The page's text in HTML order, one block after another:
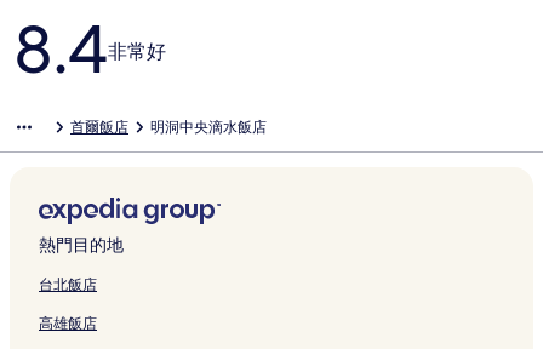
評
論
8.4非常好
首爾飯店 明洞中央滴水飯店
熱門目的地
台北飯店
高雄飯店